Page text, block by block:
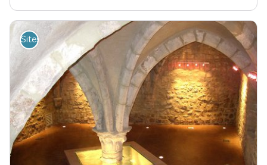
Sites de visite